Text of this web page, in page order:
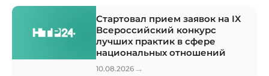
Стартовал прием заявок на IX
Всероссийский конкурс
лучших практик в сфере
национальных отношений
10.08.2026 →